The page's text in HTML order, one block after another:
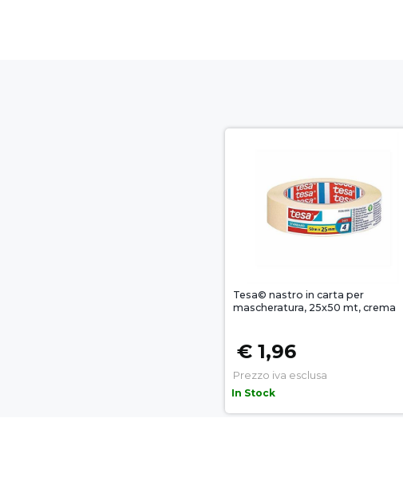
Tesa© nastro in carta per
mascheratura, 25x50 mt, crema
€ 1,96
Prezzo iva esclusa
In Stock